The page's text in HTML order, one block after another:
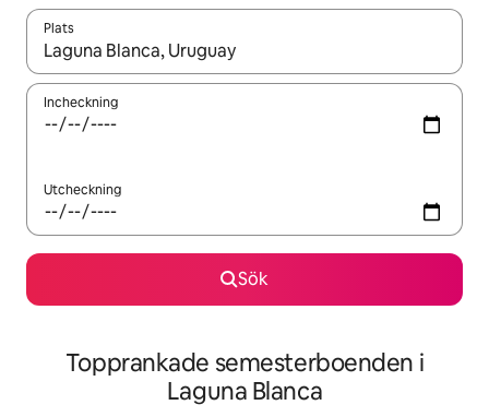
Plats
När resultaten är tillgängliga kan du navigera med upp- och
Incheckning
Utcheckning
Sök
Topprankade semesterboenden i
Laguna Blanca